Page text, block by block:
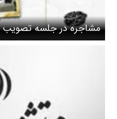
مشاجره در جلسه
مجمع